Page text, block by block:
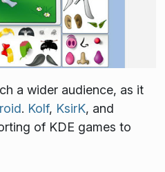
a wider audience, as it
. Kolf, KsirK, and
of KDE games to